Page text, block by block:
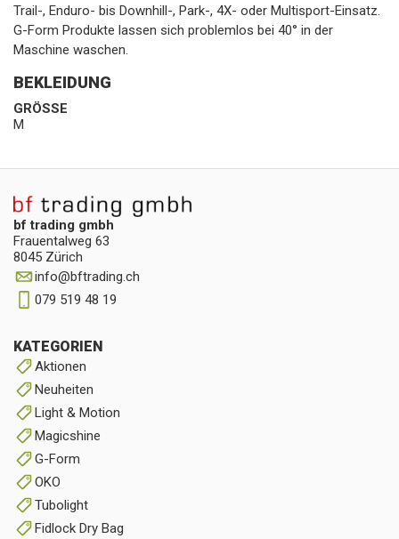
Trail-, Enduro- bis Downhill-, Park-, 4X- oder Multisport-Einsatz.
G-Form Produkte lassen sich problemlos bei 40° in der
Maschine waschen.
BEKLEIDUNG
GRÖSSE
M
bf trading gmbh
Frauentalweg 63
8045 Zürich
info@bftrading.ch
079 519 48 19
KATEGORIEN
Aktionen
Neuheiten
Light & Motion
Magicshine
G-Form
OKO
Tubolight
Fidlock Dry Bag